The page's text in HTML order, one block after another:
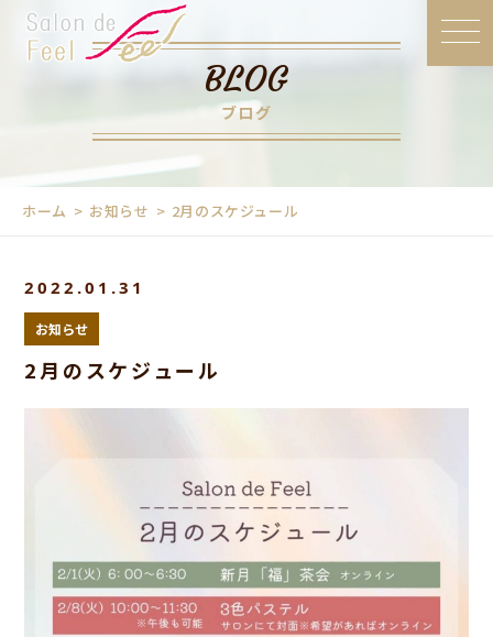
BLOG
ブログ
ホーム お知らせ 2月のスケジュール
2022.01.31
お知らせ
2月のスケジュール